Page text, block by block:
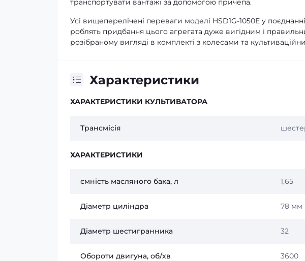
Усі вищеперелічені переваги моделі HSD1G-1050E у
роблять придбання цього агрегата дуже вигідним і
розібраному вигляді в комплекті з колесами та
Характеристики
ХАРАКТЕРИСТИКИ КУЛЬТИВАТОРА
Трансмісія
ХАРАКТЕРИСТИКИ
ємність масляного бака, л 1,65
Діаметр циліндра 78 мм
Діаметр шестигранника 32
Обороти двигуна, об/хв 3600